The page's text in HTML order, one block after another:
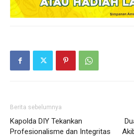
Berita sebelumnya
Kapolda DIY Tekankan
Profesionalisme dan Integritas